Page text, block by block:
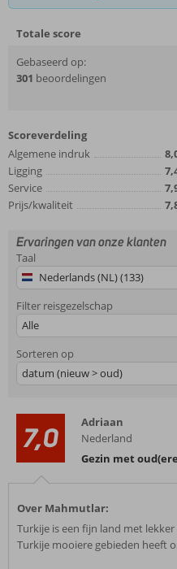
Totale score
Gebaseerd op:
301 beoordelingen
Scoreverdeling
Algemene indruk
Ligging
Service
Prijs/kwaliteit
Ervaringen van onze klanten
Taal
Nederlands (NL) (133)
Filter reisgezelschap
Alle
Sorteren op
datum (nieuw > oud)
7,0
Adriaan
Nederland
Gezin met
Over Mahmutlar:
Turkije is een fijn land met
Turkije mooiere gebieden heeft